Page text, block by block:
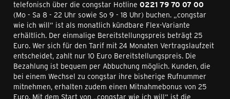
telefonisch über die congstar Hotline 0221 79 70 07 00
(Mo - Sa 8 - 22 Uhr sowie So 9 - 18 Uhr) buchen. „congstar
wie ich will“ ist als monatlich kündbare Flex-Variante
erhältlich. Der einmalige Bereitstellungspreis beträgt 25
Euro. Wer sich für den Tarif mit 24 Monaten Vertragslaufzeit
entscheidet, zahlt nur 10 Euro Bereitstellungspreis. Die
Bezahlung ist bequem per Abbuchung möglich. Kunden, die
bei einem Wechsel zu congstar ihre bisherige Rufnummer
mitnehmen, erhalten zudem einen Mitnahmebonus von 25
Euro. Mit dem Start von „congstar wie ich will“ ist die